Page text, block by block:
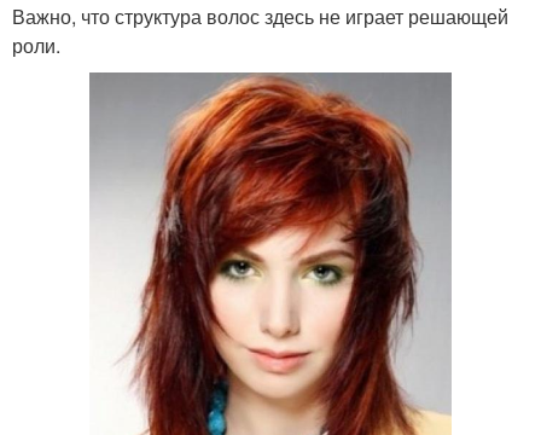
Важно, что структура волос здесь не играет решающей
роли.